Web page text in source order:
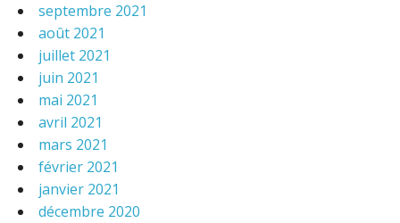
septembre 2021
août 2021
juillet 2021
juin 2021
mai 2021
avril 2021
mars 2021
février 2021
janvier 2021
décembre 2020